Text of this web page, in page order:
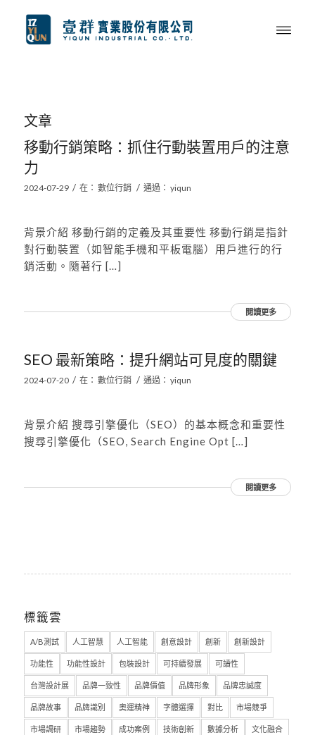
文章
移動行銷策略：抓住行動裝置用戶的注意
力
2024-07-29 / 在： 數位行銷 / 通過： yiqun
背景介紹 移動行銷的定義及其重要性 移動行銷是指針
對行動裝置（如智能手機和平板電腦）用戶進行的行
銷活動。隨著行 […]
閱讀更多
SEO 最新策略：提升網站可見度的關鍵
2024-07-20 / 在： 數位行銷 / 通過： yiqun
背景介紹 搜尋引擎優化（SEO）的基本概念和重要性
搜尋引擎優化（SEO, Search Engine Opt […]
閱讀更多
標籤雲
A/B測試 人工智慧 人工智能 創意設計 創新 創新設計
功能性 功能性設計 包裝設計 可持續發展 可讀性
台灣設計展 品牌一致性 品牌價值 品牌形象 品牌忠誠度
品牌故事 品牌識別 奧運精神 字體選擇 對比 市場競爭
市場調研 市場趨勢 成功案例 技術創新 數據分析 文化融合